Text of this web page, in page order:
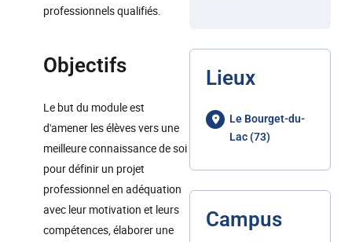
professionnels qualifiés.
Objectifs
Le but du module est
d'amener les élèves vers une
meilleure connaissance de soi
pour définir un projet
professionnel en adéquation
avec leur motivation et leurs
compétences, élaborer une
Lieux
Le Bourget-du-
Lac (73)
Campus